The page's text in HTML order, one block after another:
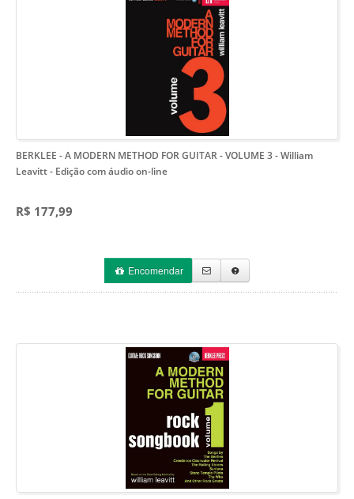
BERKLEE - A MODERN METHOD FOR GUITAR - VOLUME 3 - William
Leavitt- Edição com áudio on-line
R$ 177,99
Encomendar